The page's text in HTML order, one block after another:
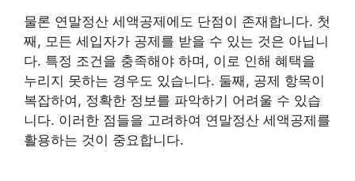
물론 연말정산 세액공제에도 단점이 존재합니다. 첫
째, 모든 세입자가 공제를 받을 수 있는 것은 아닙니
다. 특정 조건을 충족해야 하며, 이로 인해 혜택을
누리지 못하는 경우도 있습니다. 둘째, 공제 항목이
복잡하여, 정확한 정보를 파악하기 어려울 수 있습
니다. 이러한 점들을 고려하여 연말정산 세액공제를
활용하는 것이 중요합니다.